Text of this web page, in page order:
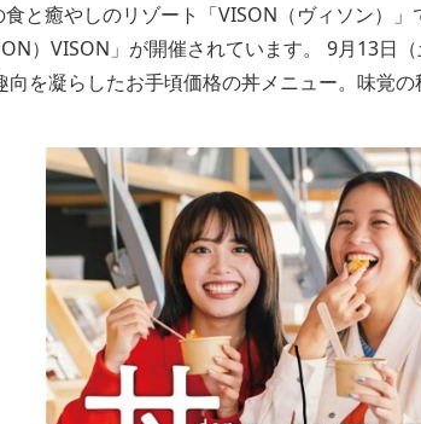
と癒やしのリゾート「VISON（ヴィソン）
）VISON」が開催されています。 9月13日
を凝らしたお手頃価格の丼メニュー。味覚